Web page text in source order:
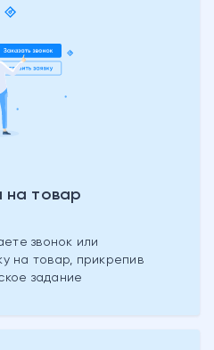
на товар
звонок или
на товар, прикрепив
задание